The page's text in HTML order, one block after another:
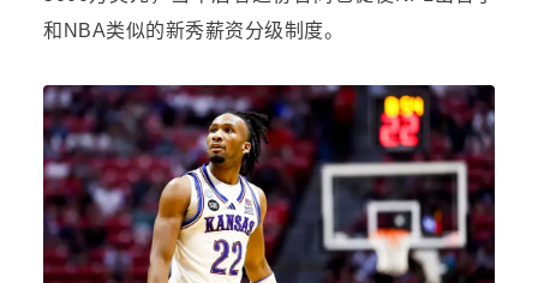
和NBA类似的新秀薪资分级制度。